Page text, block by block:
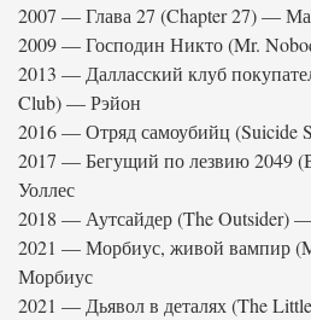
2007 — Глава 27 (Chapter 27) —
2009 — Господин Никто (Mr.
2013 — Далласский клуб
Club) — Рэйон
2016 — Отряд самоубийц (Suicide
2017 — Бегущий по лезвию 2049
Уоллес
2018 — Аутсайдер (The Outsider)
2021 — Морбиус, живой вампир
Морбиус
2021 — Дьявол в деталях (The